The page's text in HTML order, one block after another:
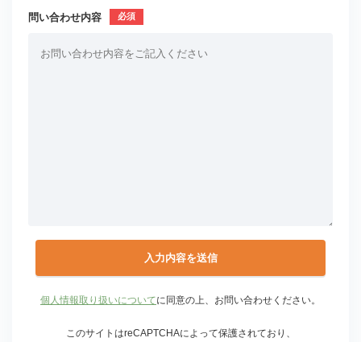
問い合わせ内容
個人情報取り扱いについてに同意の上、お問い合わせください。
このサイトはreCAPTCHAによって保護されており、